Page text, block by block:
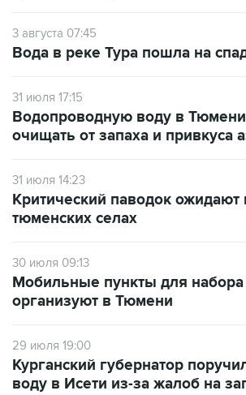
3 августа 07:45
Вода в реке Тура пошла на
31 июля 17:15
Водопроводную воду в Тюмени
очищать от запаха и привкуса
31 июля 14:23
Критический паводок ожидают
тюменских селах
30 июля 09:13
Мобильные пункты для
организуют в Тюмени
29 июля 19:00
Курганский губернатор
воду в Исети из-за жалоб на